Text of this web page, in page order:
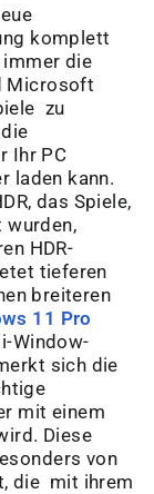
komplett
immer die
Microsoft
zu
Ihr PC
laden kann.
das Spiele,
wurden,
HDR-
tieferen
breiteren
11 Pro
Window-
sich die
mit einem
Diese
von
die mit ihrem